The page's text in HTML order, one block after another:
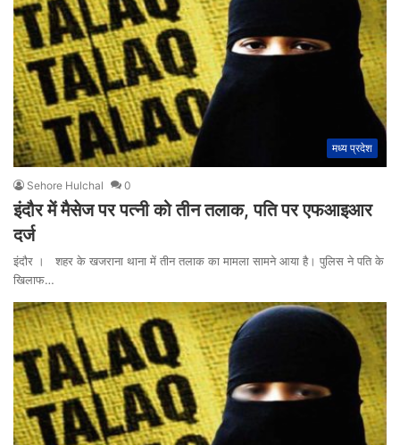
मध्य प्रदेश
Sehore Hulchal 0
इंदौर में मैसेज पर पत्नी को तीन तलाक, पति पर एफआइआर
दर्ज
इंदौर । शहर के खजराना थाना में तीन तलाक का मामला सामने आया है। पुलिस ने पति के
खिलाफ…